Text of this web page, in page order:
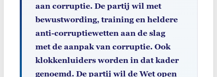
aan corruptie. De partij wil met
bewustwording, training en heldere
anti-corruptiewetten aan de slag
met de aanpak van corruptie. Ook
klokkenluiders worden in dat kader
genoemd. De partij wil de Wet open